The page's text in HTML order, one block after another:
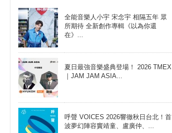
全能音樂人小宇 宋念宇 相隔五年 眾
所期待 全新創作專輯《以為你還
在》...
夏日最強音樂盛典登場！ 2026 TMEX
｜JAM JAM ASIA...
呼聲 VOICES 2026響徹秋日台北！首
波夢幻陣容竇靖童、盧廣仲、...